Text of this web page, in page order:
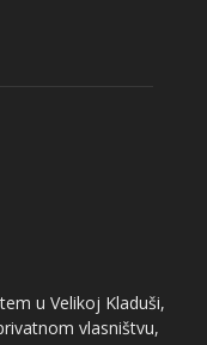
u Velikoj Kladuši,
vlasništvu,